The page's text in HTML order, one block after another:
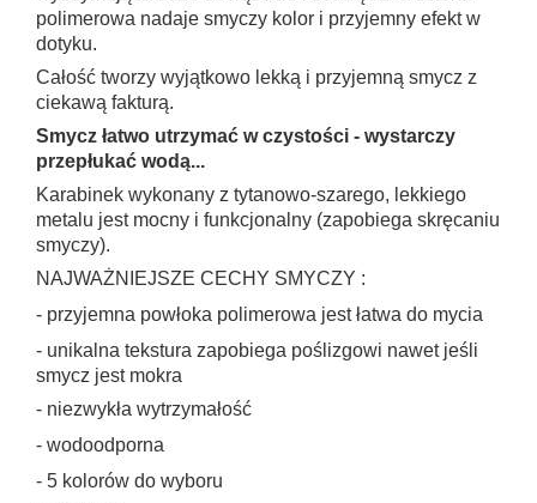
polimerowa nadaje smyczy kolor i przyjemny efekt w
dotyku.
Całość tworzy wyjątkowo lekką i przyjemną smycz z
ciekawą fakturą.
Smycz łatwo utrzymać w czystości - wystarczy
przepłukać wodą...
Karabinek wykonany z tytanowo-szarego, lekkiego
metalu jest mocny i funkcjonalny (zapobiega skręcaniu
smyczy).
NAJWAŻNIEJSZE CECHY SMYCZY :
- przyjemna powłoka polimerowa jest łatwa do mycia
- unikalna tekstura zapobiega poślizgowi nawet jeśli
smycz jest mokra
- niezwykła wytrzymałość
- wodoodporna
- 5 kolorów do wyboru